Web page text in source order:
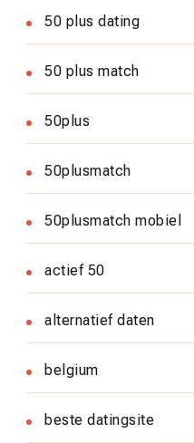
50 plus dating
50 plus match
50plus
50plusmatch
50plusmatch mobiel
actief 50
alternatief daten
belgium
beste datingsite